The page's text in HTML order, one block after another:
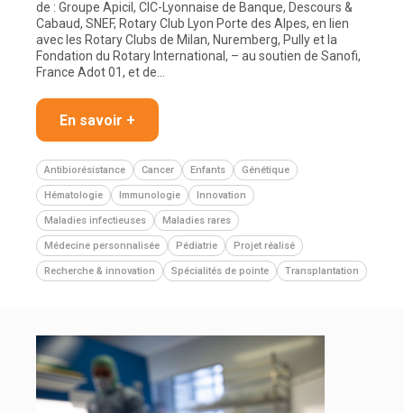
de : Groupe Apicil, CIC-Lyonnaise de Banque, Descours &
Cabaud, SNEF, Rotary Club Lyon Porte des Alpes, en lien
avec les Rotary Clubs de Milan, Nuremberg, Pully et la
Fondation du Rotary International, – au soutien de Sanofi,
France Adot 01, et de…
En savoir +
Antibiorésistance Cancer Enfants Génétique
Hématologie Immunologie Innovation
Maladies infectieuses Maladies rares
Médecine personnalisée Pédiatrie Projet réalisé
Recherche & innovation Spécialités de pointe Transplantation